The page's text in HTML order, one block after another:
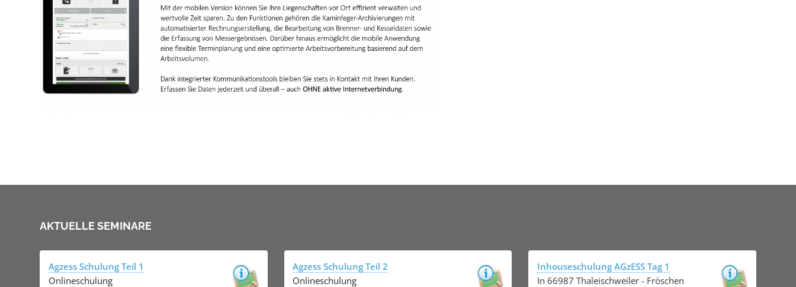
AKTUELLE SEMINARE
Agzess Schulung Teil 1
Onlineschulung
Agzess Schulung Teil 2
Onlineschulung
Inhouseschulung AGzESS Tag 1
In 66987 Thaleischweiler - Fröschen